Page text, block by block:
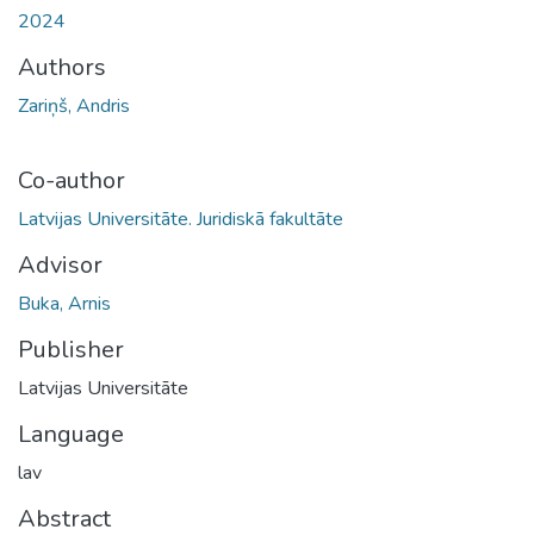
2024
Authors
Zariņš, Andris
Co-author
Latvijas Universitāte. Juridiskā fakultāte
Advisor
Buka, Arnis
Publisher
Latvijas Universitāte
Language
lav
Abstract